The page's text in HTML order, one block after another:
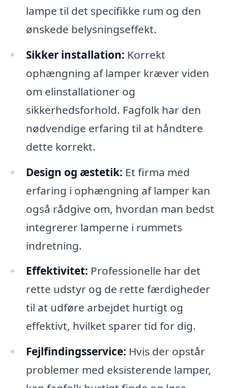
lampe til det specifikke rum og den
ønskede belysningseffekt.
Sikker installation: Korrekt
ophængning af lamper kræver viden
om elinstallationer og
sikkerhedsforhold. Fagfolk har den
nødvendige erfaring til at håndtere
dette korrekt.
Design og æstetik: Et firma med
erfaring i ophængning af lamper kan
også rådgive om, hvordan man bedst
integrerer lamperne i rummets
indretning.
Effektivitet: Professionelle har det
rette udstyr og de rette færdigheder
til at udføre arbejdet hurtigt og
effektivt, hvilket sparer tid for dig.
Fejlfindingsservice: Hvis der opstår
problemer med eksisterende lamper,